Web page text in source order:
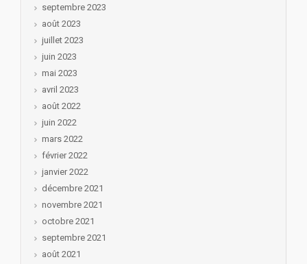
septembre 2023
août 2023
juillet 2023
juin 2023
mai 2023
avril 2023
août 2022
juin 2022
mars 2022
février 2022
janvier 2022
décembre 2021
novembre 2021
octobre 2021
septembre 2021
août 2021